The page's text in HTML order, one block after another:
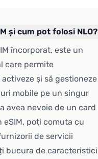
și cum pot folosi NLO?
încorporat, este un
care permite
și să gestioneze
mobile pe un singur
avea nevoie de un card
eSIM, poți comuta cu
de servicii
bucura de caracteristici